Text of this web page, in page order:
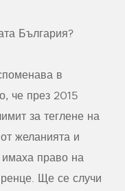
България?
в
че през 2015
за теглене на
желанията и
имаха право на
Ще се случи